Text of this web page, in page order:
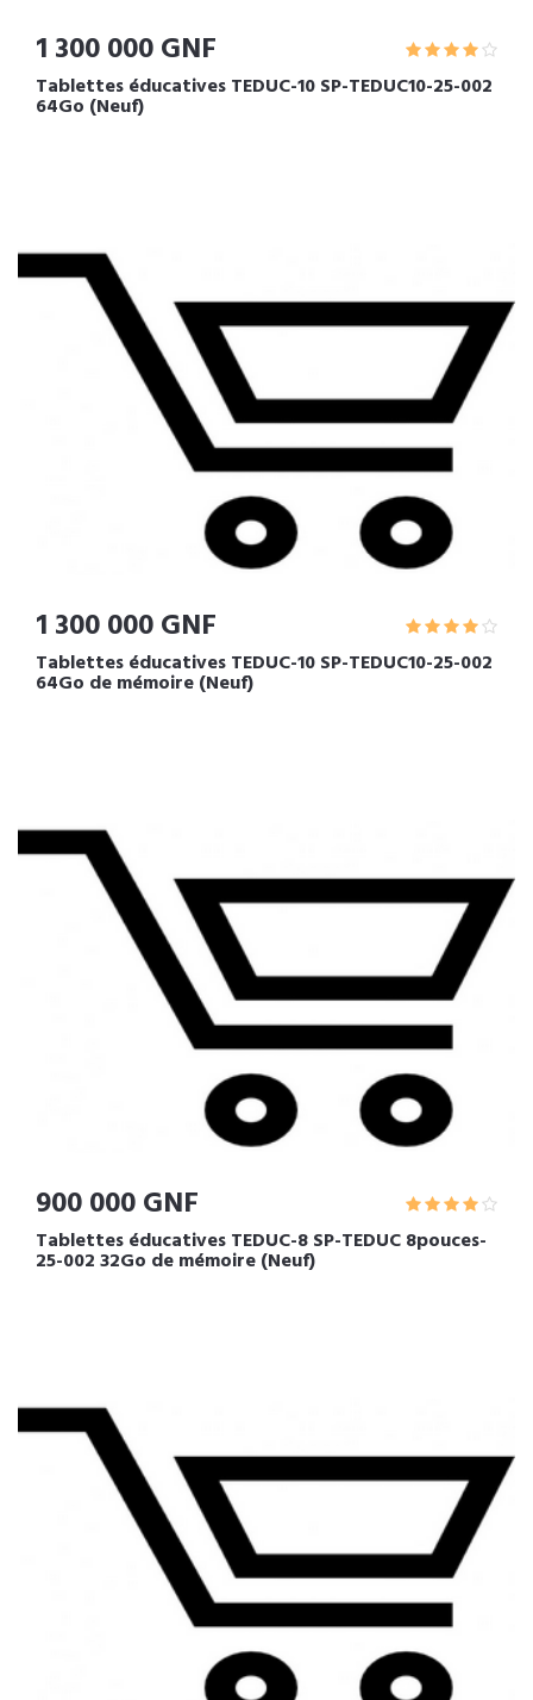
1 300 000 GNF
Tablettes éducatives TEDUC-10 SP-TEDUC10-25-002
64Go (Neuf)
1 300 000 GNF
Tablettes éducatives TEDUC-10 SP-TEDUC10-25-002
64Go de mémoire (Neuf)
900 000 GNF
Tablettes éducatives TEDUC-8 SP-TEDUC 8pouces-
25-002 32Go de mémoire (Neuf)